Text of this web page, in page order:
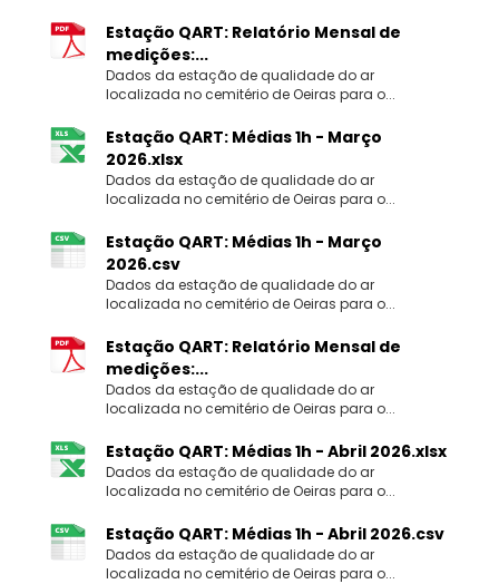
Estação QART: Relatório Mensal de
medições:...
Dados da estação de qualidade do ar
localizada no cemitério de Oeiras para o...
Estação QART: Médias 1h - Março
2026.xlsx
Dados da estação de qualidade do ar
localizada no cemitério de Oeiras para o...
Estação QART: Médias 1h - Março
2026.csv
Dados da estação de qualidade do ar
localizada no cemitério de Oeiras para o...
Estação QART: Relatório Mensal de
medições:...
Dados da estação de qualidade do ar
localizada no cemitério de Oeiras para o...
Estação QART: Médias 1h - Abril 2026.xlsx
Dados da estação de qualidade do ar
localizada no cemitério de Oeiras para o...
Estação QART: Médias 1h - Abril 2026.csv
Dados da estação de qualidade do ar
localizada no cemitério de Oeiras para o...